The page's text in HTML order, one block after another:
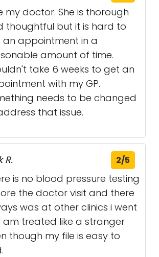
my doctor. She is thorough
thoughtful but it is hard to
an appointment in a
amount of time.
take 6 weeks to get an
with my GP.
needs to be changed
that issue.
R. 2/5
is no blood pressure testing
the doctor visit and there
was at other clinics i went
am treated like a stranger
though my file is easy to